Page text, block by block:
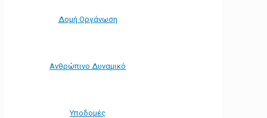
Δομή Οργάνωση
Ανθρώπινο Δυναμικό
Υποδομές